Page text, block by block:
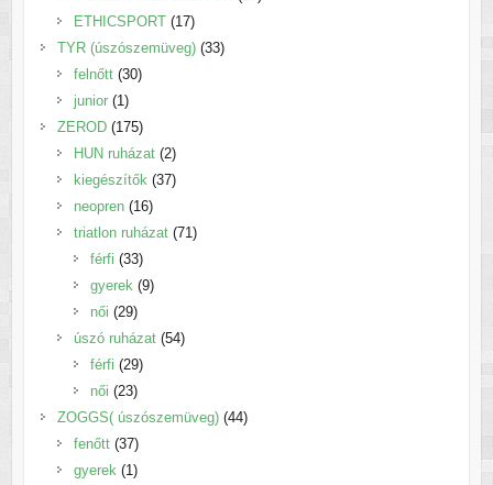
ETHICSPORT 1717
termék
TYR (úszószemüveg) 3333
felnőtt 3030
junior 1 1
termék
ZEROD 175175
termék
HUN ruházat 22
termék
kiegészítők 3737
neopren 1616
termék
triatlon ruházat 71 71
férfi 3333
termék
gyerek 99
női 2929
termék
úszó ruházat 5454
férfi 2929
termék
női 2323
termék
ZOGGS( úszószemüveg) 4444
fenőtt 3737
termék
gyerek 1 1